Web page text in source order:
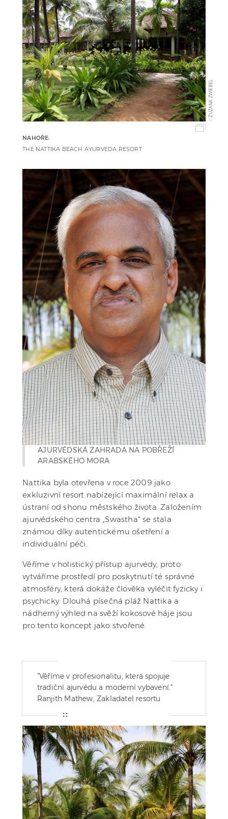
©
ZUZANA ZWIEBEL
NAHOŘE:
THE NATTIKA BEACH AYURVEDA RESORT
AJURVÉDSKÁ ZAHRADA NA POBŘEŽÍ
ARABSKÉHO MORA
Nattika byla otevřena v roce 2009 jako
exkluzivní resort nabízející maximální relax a
ústraní od shonu městského života. Založením
ajurvédského centra „Swastha“ se stala
známou díky autentickému ošetření a
individuální péči.
Věříme v holistický přístup ajurvédy, proto
vytváříme prostředí pro poskytnutí té správné
atmosféry, která dokáže člověka vyléčit fyzicky i
psychicky. Dlouhá písečná pláž Nattika a
nádherný výhled na svěží kokosové háje jsou
pro tento koncept jako stvořené.
"Věříme v profesionalitu, která spojuje
tradiční ajurvédu a moderní vybavení."
Ranjith Mathew, Zakladatel resortu